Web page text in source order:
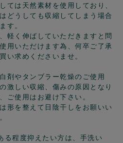
ては天然素材を使用しており、
どうしても収縮してしまう場合
す。
軽く伸ばしていただきますと問
用いただけます為、何卒ご了承
い求めくださいませ。
剤やタンブラー乾燥のご使用
激しい収縮、傷みの原因となり
ご使用はお避け下さい。
形を整えて日陰干しをお願いい
る程度抑えたい方は、手洗い